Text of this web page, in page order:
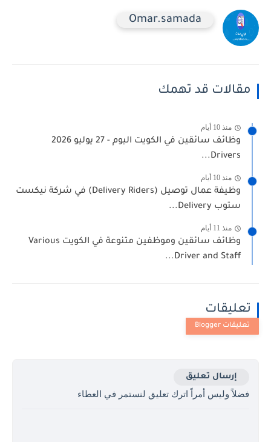
Omar.samada
مقالات قد تهمك
منذ 10 أيام
وظائف سائقين في الكويت اليوم - 27 يوليو 2026
Drivers...
منذ 10 أيام
وظيفة عمال توصيل (Delivery Riders) في شركة نيكست
ستوب Delivery...
منذ 11 أيام
وظائف سائقين وموظفين متنوعة في الكويت Various
Driver and Staff...
تعليقات
إرسال تعليق
فضلاً وليس أمراً اترك تعليق لنستمر في العطاء